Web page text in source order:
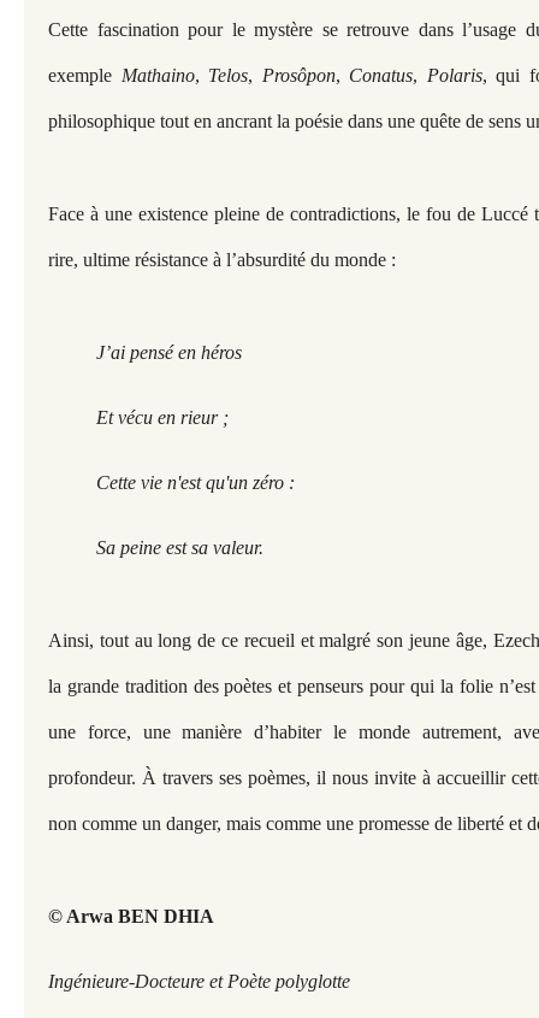
Cette fascination pour le mystère se retrouve dans l’usage
exemple Mathaino, Telos, Prosôpon, Conatus, Polaris, qui
philosophique tout en ancrant la poésie dans une quête de sens
Face à une existence pleine de contradictions, le fou de Luccé
rire, ultime résistance à l’absurdité du monde :
J’ai pensé en héros
Et vécu en rieur ;
Cette vie n'est qu'un zéro :
Sa peine est sa valeur.
Ainsi, tout au long de ce recueil et malgré son jeune âge,
la grande tradition des poètes et penseurs pour qui la folie
une force, une manière d’habiter le monde autrement,
profondeur. À travers ses poèmes, il nous invite à accueillir
non comme un danger, mais comme une promesse de liberté et
© Arwa BEN DHIA
Ingénieure-Docteure et Poète polyglotte